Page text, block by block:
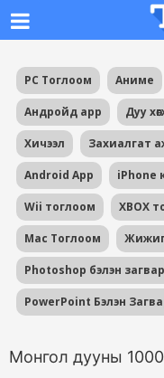
PC Тоглоом Аниме
Андройд app Дуу
Хичээл Захиалгат
Android App iPhone
Wii тоглоом XBOX
Mac Тоглоом
Photoshop бэлэн загвар
PowerPoint Бэлэн
Монгол дууны